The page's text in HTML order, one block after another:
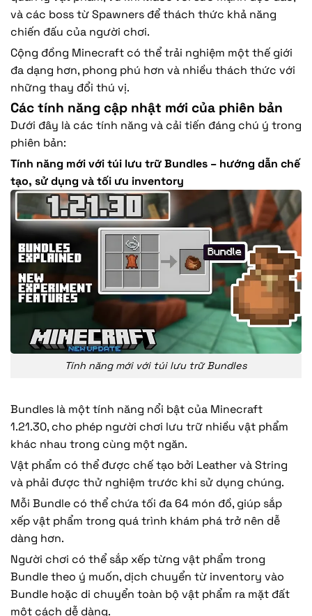
và các boss từ Spawners để thách thức khả năng
chiến đấu của người chơi.
Cộng đồng Minecraft có thể trải nghiệm một thế giới
đa dạng hơn, phong phú hơn và nhiều thách thức với
những thay đổi thú vị.
Các tính năng cập nhật mới của phiên bản
Dưới đây là các tính năng và cải tiến đáng chú ý trong
phiên bản:
Tính năng mới với túi lưu trữ Bundles – hướng dẫn chế
tạo, sử dụng và tối ưu inventory
Tính năng mới với túi lưu trữ Bundles
Bundles là một tính năng nổi bật của Minecraft
1.21.30, cho phép người chơi lưu trữ nhiều vật phẩm
khác nhau trong cùng một ngăn.
Vật phẩm có thể được chế tạo bởi Leather và String
và phải được thử nghiệm trước khi sử dụng chúng.
Mỗi Bundle có thể chứa tối đa 64 món đồ, giúp sắp
xếp vật phẩm trong quá trình khám phá trở nên dễ
dàng hơn.
Người chơi có thể sắp xếp từng vật phẩm trong
Bundle theo ý muốn, dịch chuyển từ inventory vào
Bundle hoặc di chuyển toàn bộ vật phẩm ra mặt đất
một cách dễ dàng.